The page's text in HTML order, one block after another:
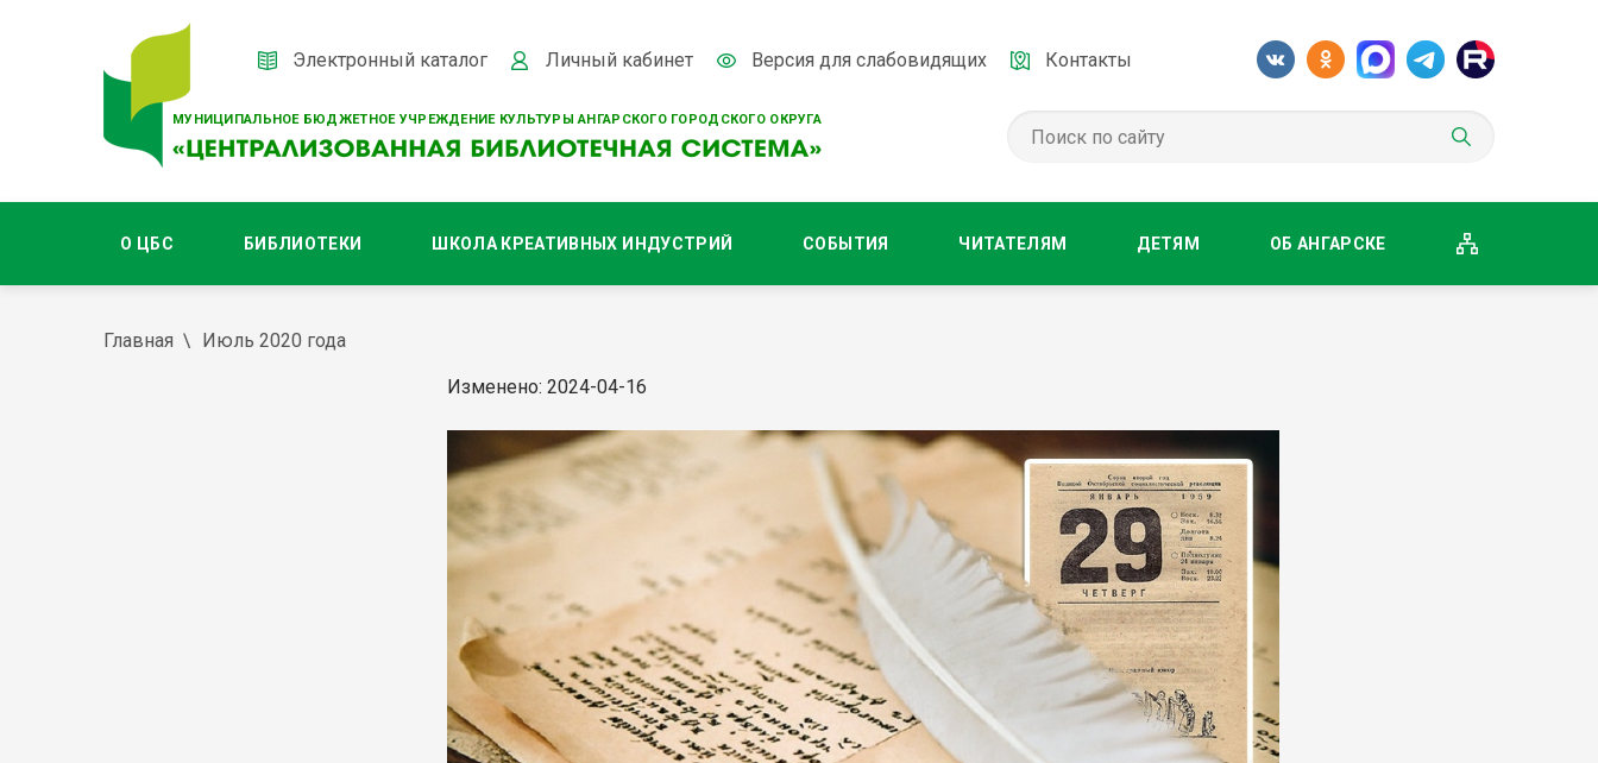
МУНИЦИПАЛЬНОЕ БЮДЖЕТНОЕ УЧРЕЖДЕНИЕ КУЛЬТУРЫ АНГАРСКОГО ГОРОДСКОГО ОКРУГА
Электронный каталог Личный кабинет Версия для слабовидящих Контакты
О ЦБС БИБЛИОТЕКИ ШКОЛА КРЕАТИВНЫХ ИНДУСТРИЙ СОБЫТИЯ ЧИТАТЕЛЯМ ДЕТЯМ ОБ АНГАРСКЕ
Главная Июль 2020 года
Изменено: 2024-04-16